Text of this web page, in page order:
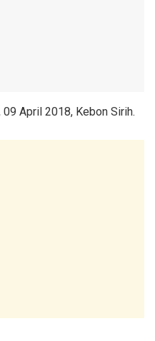
09 April 2018, Kebon Sirih.